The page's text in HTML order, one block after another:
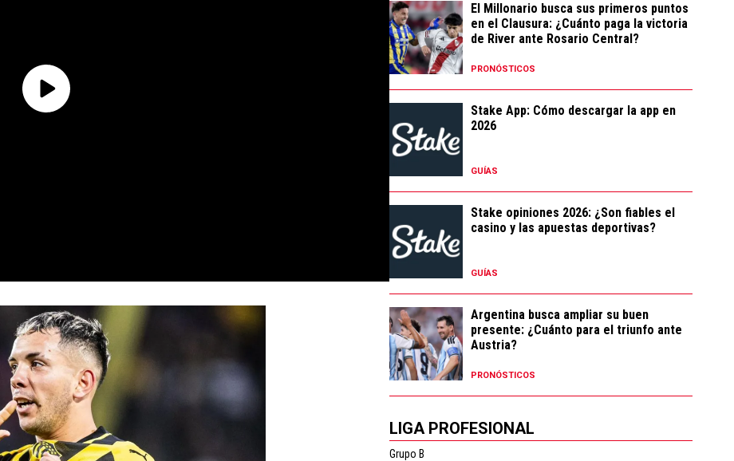
El Millonario busca sus primeros puntos
en el Clausura: ¿Cuánto paga la victoria
de River ante Rosario Central?
PRONÓSTICOS
Stake App: Cómo descargar la app en
2026
GUÍAS
Stake opiniones 2026: ¿Son fiables el
casino y las apuestas deportivas?
GUÍAS
Argentina busca ampliar su buen
presente: ¿Cuánto para el triunfo ante
Austria?
PRONÓSTICOS
LIGA PROFESIONAL